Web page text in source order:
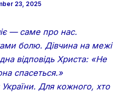
23, 2025
— саме про нас.
болю. Дівчина на межі
відповідь Христа: «Не
спасеться.»
Для кожного, хто